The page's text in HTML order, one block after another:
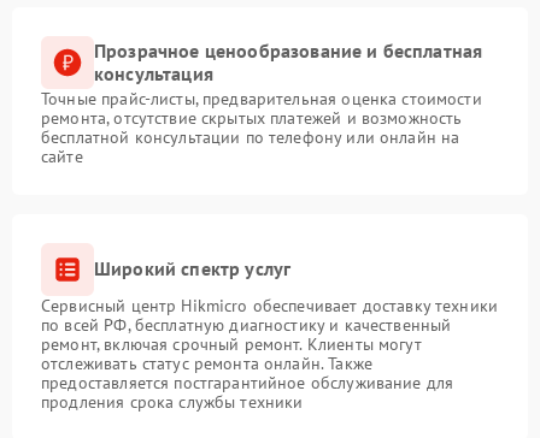
Прозрачное ценообразование и бесплатная
консультация
Точные прайс-листы, предварительная оценка стоимости
ремонта, отсутствие скрытых платежей и возможность
бесплатной консультации по телефону или онлайн на
сайте
Широкий спектр услуг
Сервисный центр Hikmicro обеспечивает доставку техники
по всей РФ, бесплатную диагностику и качественный
ремонт, включая срочный ремонт. Клиенты могут
отслеживать статус ремонта онлайн. Также
предоставляется постгарантийное обслуживание для
продления срока службы техники